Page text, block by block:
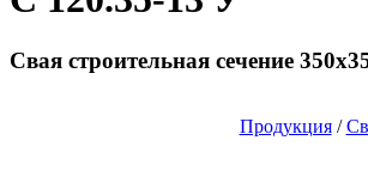
Свая строительная сечение
Продукция/